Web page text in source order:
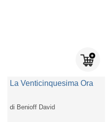
La Venticinquesima Ora
di Benioff David